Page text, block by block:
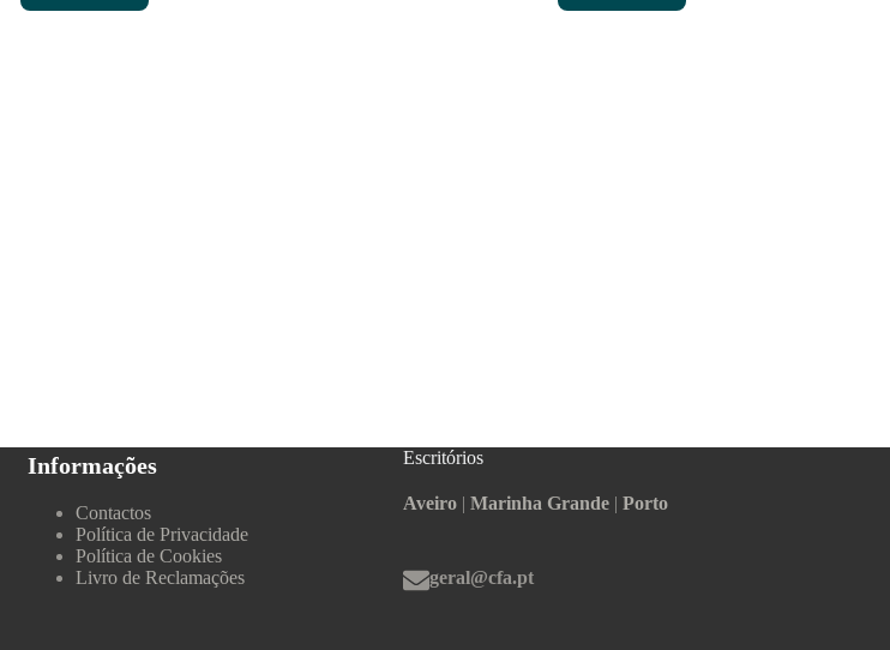
Informações
Contactos
Política de Privacidade
Política de Cookies
Livro de Reclamações
Escritórios
Aveiro| Marinha Grande| Porto
geral@cfa.pt